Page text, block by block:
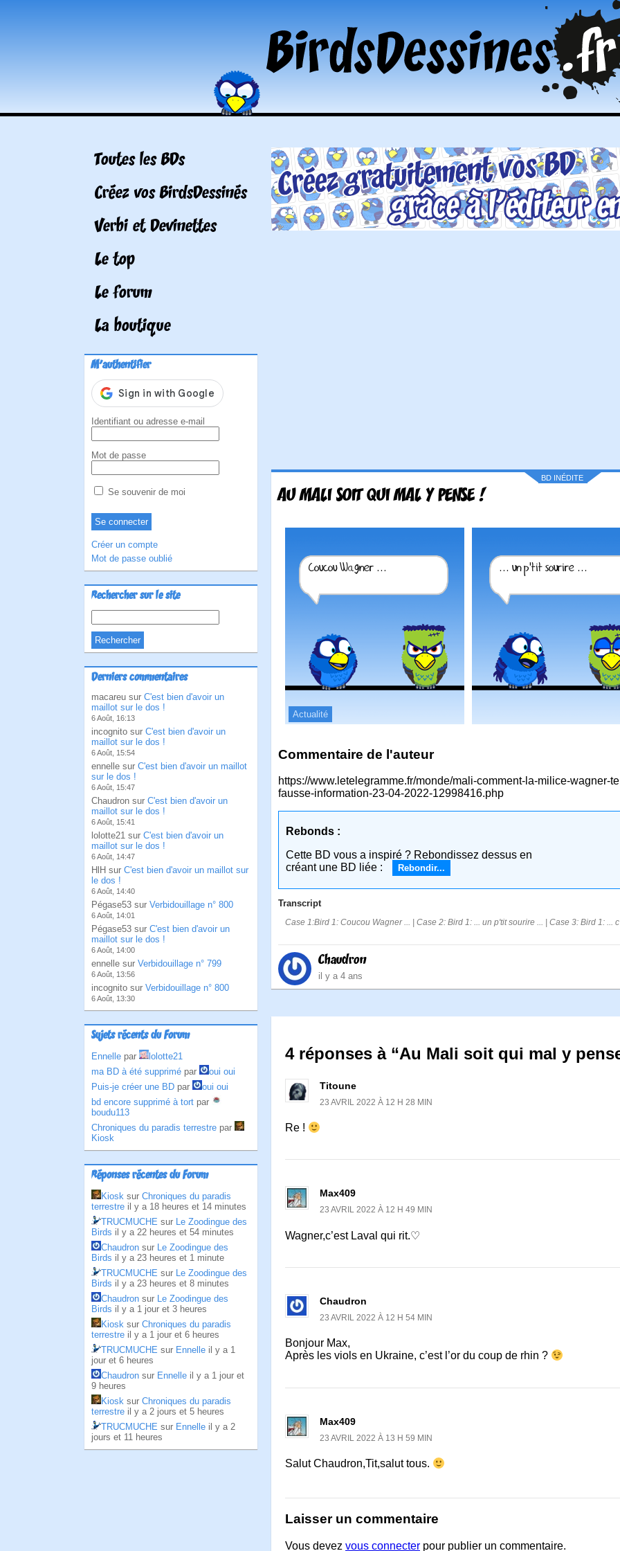
Toutes les BDs
Créez vos BirdsDessinés
Verbi et Devinettes
Le top
Le forum
La boutique
M'authentifier
Identifiant ou adresse e-mail
Mot de passe
Se souvenir de moi
Créer un compte
Mot de passe oublié
Rechercher sur le site
Derniers commentaires
macareu sur C'est bien d'avoir un
maillot sur le dos !
6 Août, 16:13
incognito sur C'est bien d'avoir un
maillot sur le dos !
6 Août, 15:54
ennelle sur C'est bien d'avoir un maillot
sur le dos !
6 Août, 15:47
Chaudron sur C'est bien d'avoir un
maillot sur le dos !
6 Août, 15:41
lolotte21 sur C'est bien d'avoir un
maillot sur le dos !
6 Août, 14:47
HlH sur C'est bien d'avoir un maillot sur
le dos !
6 Août, 14:40
Pégase53 sur Verbidouillage n° 800
6 Août, 14:01
Pégase53 sur C'est bien d'avoir un
maillot sur le dos !
6 Août, 14:00
ennelle sur Verbidouillage n° 799
6 Août, 13:56
incognito sur Verbidouillage n° 800
6 Août, 13:30
Sujets récents du Forum
Ennelle par
lolotte21
ma BD à été supprimé par
oui oui
Puis-je créer une BD par
oui oui
bd encore supprimé à tort par
boudu113
Chroniques du paradis terrestre par
Kiosk
Réponses récentes du Forum
Kiosk sur Chroniques du paradis
terrestre il y a 18 heures et 14 minutes
TRUCMUCHE sur Le Zoodingue des
Birds il y a 22 heures et 54 minutes
Chaudron sur Le Zoodingue des
Birds il y a 23 heures et 1 minute
TRUCMUCHE sur Le Zoodingue des
Birds il y a 23 heures et 8 minutes
Chaudron sur Le Zoodingue des
Birds il y a 1 jour et 3 heures
Kiosk sur Chroniques du paradis
terrestre il y a 1 jour et 6 heures
TRUCMUCHE sur Ennelle il y a 1
jour et 6 heures
Chaudron sur Ennelle il y a 1 jour et
9 heures
Kiosk sur Chroniques du paradis
terrestre il y a 2 jours et 5 heures
TRUCMUCHE sur Ennelle il y a 2
jours et 11 heures
BD INÉDITE
AU MALI SOIT QUI MAL Y PENSE !
Actualité
Commentaire de l'auteur
https://www.letelegramme.fr/monde/mali-comment-la-milice-wagner-
fausse-information-23-04-2022-12998416.php
Rebonds :
Cette BD vous a inspiré ? Rebondissez dessus en
créant une BD liée :
Rebondir...
Transcript
Case 1:Bird 1: Coucou Wagner ... | Case 2: Bird 1: ... un p'tit sourire ... | Case 3: Bird 1: ...
Chaudron
il y a 4 ans
4 réponses à “Au Mali soit qui mal y
Titoune
23 AVRIL 2022 À 12 H 28 MIN
Re !
Max409
23 AVRIL 2022 À 12 H 49 MIN
Wagner,c’est Laval qui rit.♡
Chaudron
23 AVRIL 2022 À 12 H 54 MIN
Bonjour Max,
Après les viols en Ukraine, c’est l’or du coup de rhin ?
Max409
23 AVRIL 2022 À 13 H 59 MIN
Salut Chaudron,Tit,salut tous.
Laisser un commentaire
Vous devez vous connecter pour publier un commentaire.